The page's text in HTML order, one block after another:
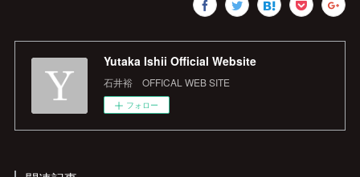
Yutaka Ishii Official Website
石井裕 OFFICAL WEB SITE
フォロー